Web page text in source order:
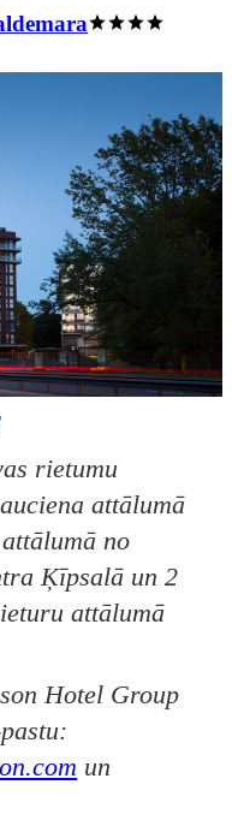
rietumu
attālumā
no
Ķīpsalā un 2
attālumā
Hotel Group
un